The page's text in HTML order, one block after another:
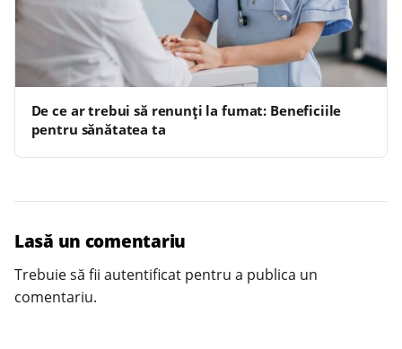
De ce ar trebui să renunți la fumat: Beneficiile
pentru sănătatea ta
Lasă un comentariu
Trebuie să fii autentificat pentru a publica un
comentariu.